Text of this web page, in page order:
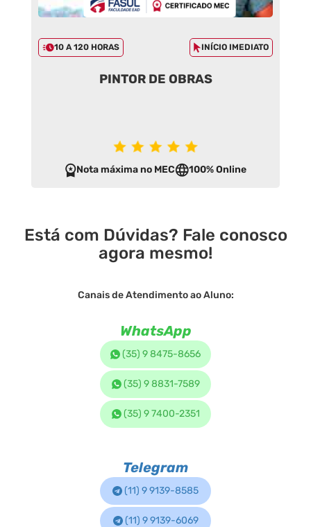
10 A 120 HORAS INÍCIO IMEDIATO
PINTOR DE OBRAS
Nota máxima no MEC 100% Online
Está com Dúvidas? Fale conosco
agora mesmo!
Canais de Atendimento ao Aluno:
WhatsApp
(35) 9 8475-8656
(35) 9 8831-7589
(35) 9 7400-2351
Telegram
(11) 9 9139-8585
(11) 9 9139-6069